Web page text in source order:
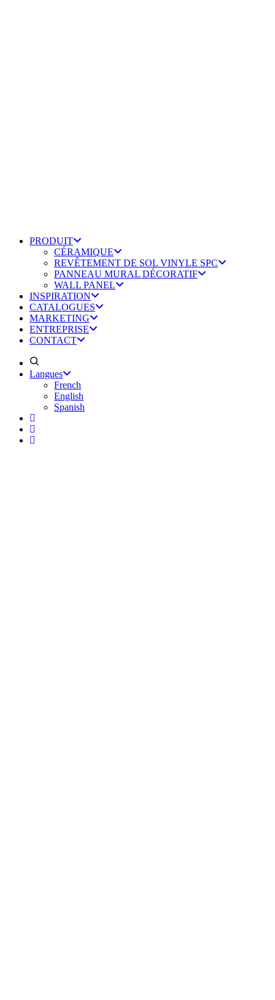
PRODUIT
CÉRAMIQUE
REVÊTEMENT DE SOL VINYLE SPC
PANNEAU MURAL DÉCORATIF
WALL PANEL
INSPIRATION
CATALOGUES
MARKETING
ENTREPRISE
CONTACT
Langues
French
English
Spanish